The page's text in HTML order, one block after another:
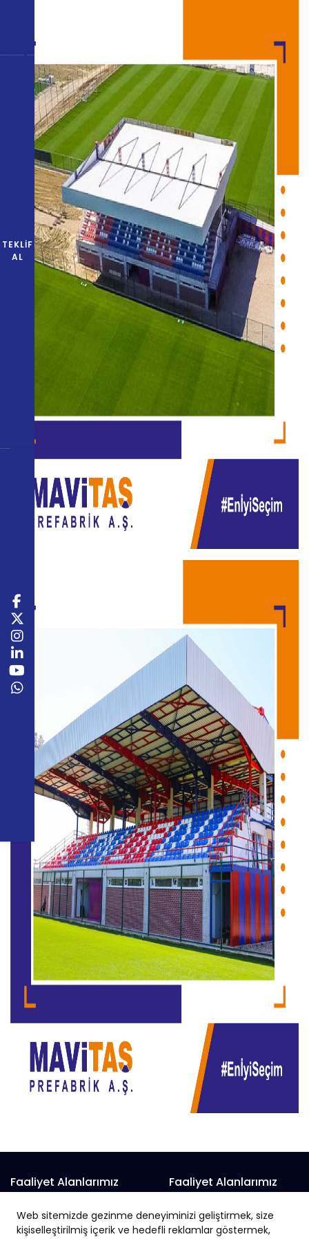
Web sitemizde gezinme deneyiminizi geliştirmek, size
kişiselleştirilmiş içerik ve hedefli reklamlar göstermek,
TEKLIF
AL
Faaliyet Alanlarımız
Prefabrik Alışveriş Merkezi
Prefabrik Belediye Binaları
Faaliyet Alanlarımız
Prefabrik Fabrika
Prefabrik Hayvan Çiftliği